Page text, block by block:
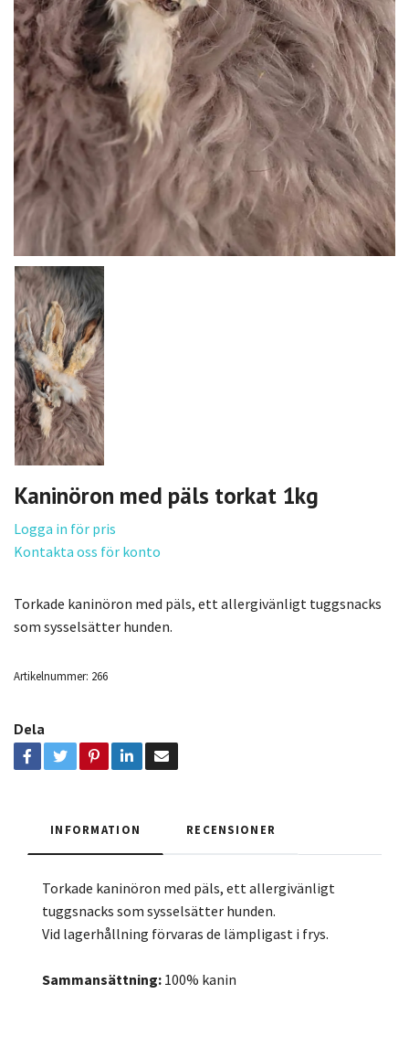
Kaninöron med päls torkat 1kg
Logga in för pris
Kontakta oss för konto
Torkade kaninöron med päls, ett allergivänligt tuggsnacks
som sysselsätter hunden.
Artikelnummer: 266
Dela
INFORMATION RECENSIONER
Torkade kaninöron med päls, ett allergivänligt
tuggsnacks som sysselsätter hunden.
Vid lagerhållning förvaras de lämpligast i frys.
Sammansättning: 100% kanin